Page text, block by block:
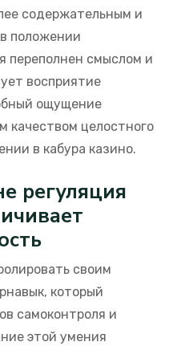
содержательным и
положении
переполнен смыслом и
восприятие
ощущение
качеством целостного
в кабура казино.
регуляция
своим
который
самоконтроля и
этой умения